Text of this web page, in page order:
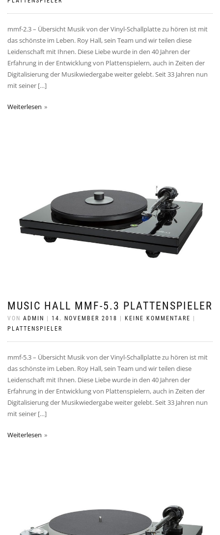
mmf-2.3 – Übersicht Musik von der Vinyl-Schallplatte zu hören ist mit
das schönste im Leben. Roy Hall, sein Team und wir teilen diese
Leidenschaft mit Ihnen. Diese Liebe wurde in den 40 Jahren der
Erfahrung in der Entwicklung von Plattenspielern, auch in Zeiten der
Digitalisierung der Musikwiedergabe weiter gelebt. Seit 33 Jahren nun
mit seiner […]
Weiterlesen
MUSIC HALL MMF-5.3 PLATTENSPIELER
VON ADMIN | 14. NOVEMBER 2018 | KEINE KOMMENTARE |
PLATTENSPIELER
mmf-5.3 – Übersicht Musik von der Vinyl-Schallplatte zu hören ist mit
das schönste im Leben. Roy Hall, sein Team und wir teilen diese
Leidenschaft mit Ihnen. Diese Liebe wurde in den 40 Jahren der
Erfahrung in der Entwicklung von Plattenspielern, auch in Zeiten der
Digitalisierung der Musikwiedergabe weiter gelebt. Seit 33 Jahren nun
mit seiner […]
Weiterlesen